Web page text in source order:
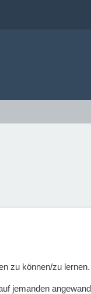
zu können/zu lernen.
jemanden